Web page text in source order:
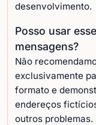
desenvolvimento.
Posso usar
mensagens?
Não
exclusivamente
formato e
endereços
outros problemas.